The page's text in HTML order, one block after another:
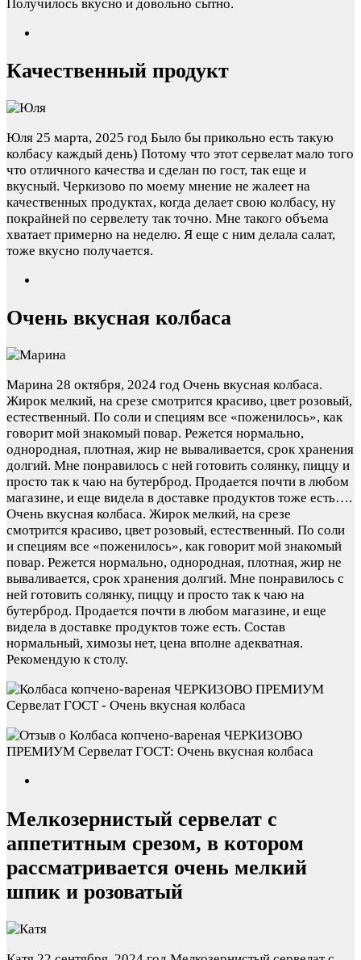
Получилось вкусно и довольно сытно.
Качественный продукт
Юля 25 марта, 2025 год Было бы прикольно есть такую
колбасу каждый день) Потому что этот сервелат мало того
что отличного качества и сделан по гост, так еще и
вкусный. Черкизово по моему мнение не жалеет на
качественных продуктах, когда делает свою колбасу, ну
покрайней по сервелету так точно. Мне такого объема
хватает примерно на неделю. Я еще с ним делала салат,
тоже вкусно получается.
Очень вкусная колбаса
Марина 28 октября, 2024 год Очень вкусная колбаса.
Жирок мелкий, на срезе смотрится красиво, цвет розовый,
естественный. По соли и специям все «поженилось», как
говорит мой знакомый повар. Режется нормально,
однородная, плотная, жир не вываливается, срок хранения
долгий. Мне понравилось с ней готовить солянку, пиццу и
просто так к чаю на бутерброд. Продается почти в любом
магазине, и еще видела в доставке продуктов тоже есть….
Очень вкусная колбаса. Жирок мелкий, на срезе
смотрится красиво, цвет розовый, естественный. По соли
и специям все «поженилось», как говорит мой знакомый
повар. Режется нормально, однородная, плотная, жир не
вываливается, срок хранения долгий. Мне понравилось с
ней готовить солянку, пиццу и просто так к чаю на
бутерброд. Продается почти в любом магазине, и еще
видела в доставке продуктов тоже есть. Состав
нормальный, химозы нет, цена вполне адекватная.
Рекомендую к столу.
Мелкозернистый сервелат с
аппетитным срезом, в котором
рассматривается очень мелкий
шпик и розоватый